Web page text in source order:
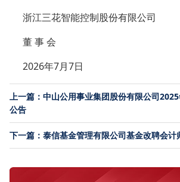
浙江三花智能控制股份有限公司
董 事 会
2026年7月7日
上一篇：中山公用事业集团股份有限公司
公告
下一篇：泰信基金管理有限公司基金改聘会计